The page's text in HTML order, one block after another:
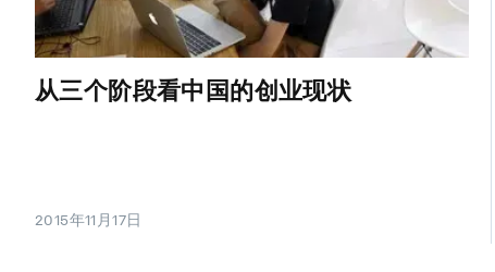
从三个阶段看中国的创业现状
2015年11月17日